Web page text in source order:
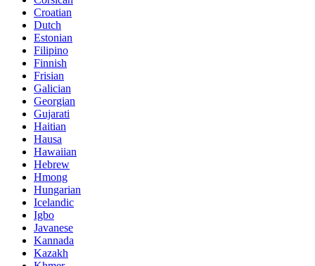
Croatian
Dutch
Estonian
Filipino
Finnish
Frisian
Galician
Georgian
Gujarati
Haitian
Hausa
Hawaiian
Hebrew
Hmong
Hungarian
Icelandic
Igbo
Javanese
Kannada
Kazakh